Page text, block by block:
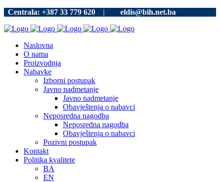
Centrala: +387 33 779 620 | eldis@bih.net.ba
Naslovna
O nama
Proizvodnja
Nabavke
Izborni postupak
Javno nadmetanje
Javno nadmetanje
Obavještenja o nabavci
Neposredna nagodba
Neposredna nagodba
Obavještenja o nabavci
Pozivni postupak
Kontakt
Politika kvalitete
BA
EN